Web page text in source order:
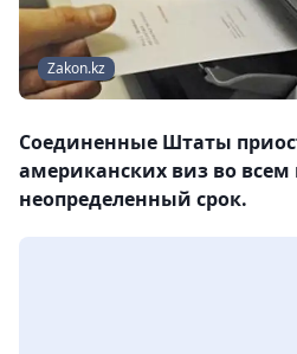
Zakon.kz
Соединенные Штаты
американских виз во
неопределенный срок.